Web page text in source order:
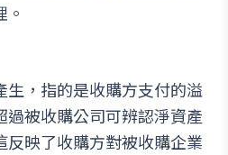
生，指的是收購方支付的溢
被收購公司可辨認淨資產
反映了收購方對被收購企業